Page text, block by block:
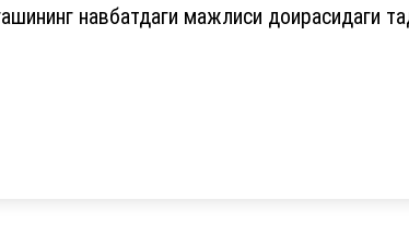
навбатдаги мажлиси доирасидаги